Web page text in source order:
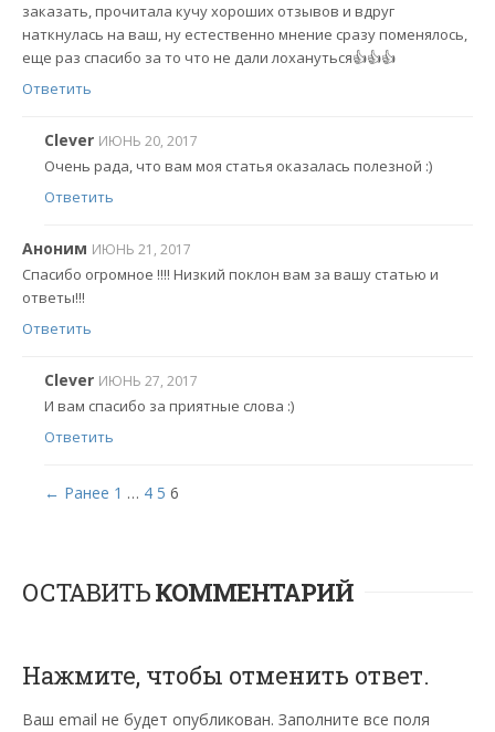
заказать, прочитала кучу хороших отзывов и вдруг
наткнулась на ваш, ну естественно мнение сразу поменялось,
еще раз спасибо за то что не дали лохануться👍👍👍
Ответить
Clever ИЮНЬ 20, 2017
Очень рада, что вам моя статья оказалась полезной :)
Ответить
Аноним ИЮНЬ 21, 2017
Спасибо огромное !!!! Низкий поклон вам за вашу статью и
ответы!!!
Ответить
Clever ИЮНЬ 27, 2017
И вам спасибо за приятные слова :)
Ответить
← Ранее 1 … 4 5 6
ОСТАВИТЬКОММЕНТАРИЙ
Нажмите, чтобы отменить ответ.
Ваш email не будет опубликован. Заполните все поля